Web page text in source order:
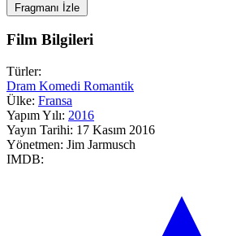
Fragmanı İzle
Film Bilgileri
Türler:
Dram Komedi Romantik
Ülke: Fransa
Yapım Yılı: 2016
Yayın Tarihi: 17 Kasım 2016
Yönetmen: Jim Jarmusch
IMDB: